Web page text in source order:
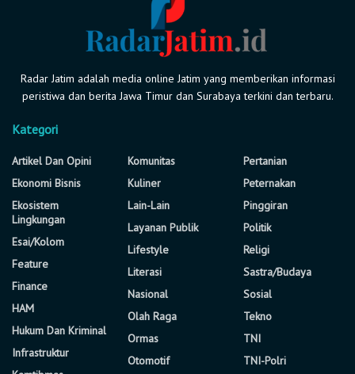
Radar Jatim adalah media online Jatim yang memberikan informasi
peristiwa dan berita Jawa Timur dan Surabaya terkini dan terbaru.
Kategori
Artikel Dan Opini
Ekonomi Bisnis
Ekosistem
Lingkungan
Esai/Kolom
Feature
Finance
HAM
Hukum Dan Kriminal
Infrastruktur
Komunitas
Kuliner
Lain-Lain
Layanan Publik
Lifestyle
Literasi
Nasional
Olah Raga
Ormas
Otomotif
Pertanian
Peternakan
Pinggiran
Politik
Religi
Sastra/Budaya
Sosial
Tekno
TNI
TNI-Polri